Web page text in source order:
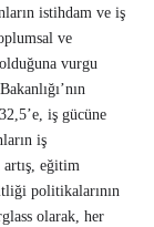
istihdam ve iş
ve
vurgu
iş gücüne
iş
eğitim
politikalarının
olarak, her